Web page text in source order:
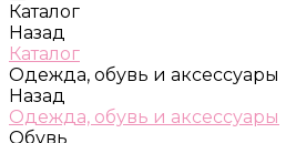
Каталог
Назад
Каталог
Одежда, обувь и аксессуары
Назад
Одежда, обувь и аксессуары
Обувь